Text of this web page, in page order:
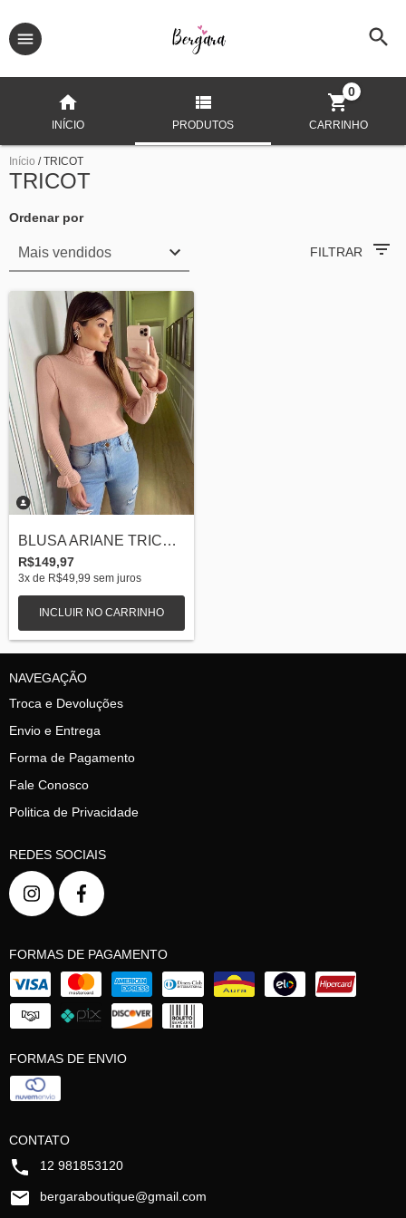
INÍCIO PRODUTOS CARRINHO
0
Início / TRICOT
TRICOT
Ordenar por
FILTRAR
BLUSA ARIANE TRICOT MODAL GOLA ALTA BOTO...
R$149,97
3x de R$49,99 sem juros
INCLUIR NO CARRINHO
NAVEGAÇÃO
Troca e Devoluções
Envio e Entrega
Forma de Pagamento
Fale Conosco
Politica de Privacidade
REDES SOCIAIS
FORMAS DE PAGAMENTO
FORMAS DE ENVIO
CONTATO
12 981853120
bergaraboutique@gmail.com